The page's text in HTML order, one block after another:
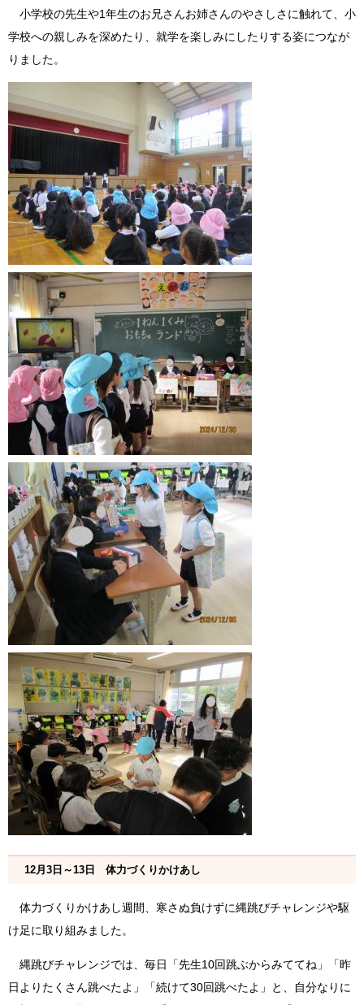
小学校の先生や1年生のお兄さんお姉さんのやさしさに触れて、小
学校への親しみを深めたり、就学を楽しみにしたりする姿につなが
りました。
12月3日～13日 体力づくりかけあし
体力づくりかけあし週間、寒さぬ負けずに縄跳びチャレンジや駆
け足に取り組みました。
縄跳びチャレンジでは、毎日「先生10回跳ぶからみててね」「昨
日よりたくさん跳べたよ」「続けて30回跳べたよ」と、自分なりに